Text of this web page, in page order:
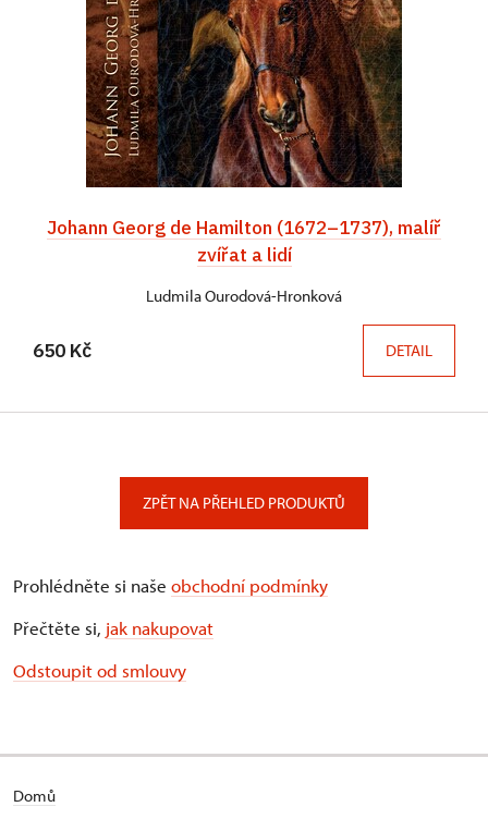
Johann Georg de Hamilton (1672–1737), malíř
zvířat a lidí
Ludmila Ourodová-Hronková
650 Kč DETAIL
ZPĚT NA PŘEHLED PRODUKTŮ
Prohlédněte si naše obchodní podmínky
Přečtěte si, jak nakupovat
Odstoupit od smlouvy
Domů